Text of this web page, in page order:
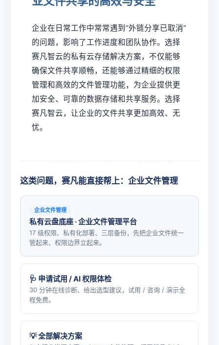
企业在日常工作中常常遇到“外链分享已取消”
的问题，影响了工作进度和团队协作。选择
赛凡智云的私有云存储解决方案，不仅能够
确保文件共享顺畅，还能够通过精细的权限
管理和高效的文件管理功能，为企业提供更
加安全、可靠的数据存储和共享服务。选择
赛凡智云，让企业的文件共享更加高效、无
忧。
这类问题，赛凡能直接帮上：企业文件管理
企业文件管理
私有云盘底座 · 企业文件管理平台
17 级权限、私有化部署、三层备份，先把企业文件统一
管起来、权限边界立起来。
🩺 申请试用 / AI 权限体检
30 分钟在线诊断、给出选型建议，试用 / 咨询 / 演示全
程免费。
💡 全部解决方案